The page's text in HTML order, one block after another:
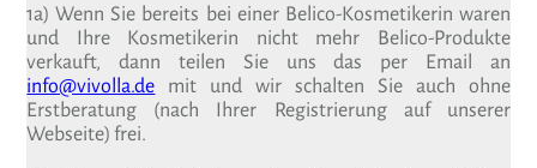
1a) Wenn Sie bereits bei einer Belico-Kosmetikerin waren
und Ihre Kosmetikerin nicht mehr Belico-Produkte
verkauft, dann teilen Sie uns das per Email an
info@vivolla.de mit und wir schalten Sie auch ohne
Erstberatung (nach Ihrer Registrierung auf unserer
Webseite) frei.